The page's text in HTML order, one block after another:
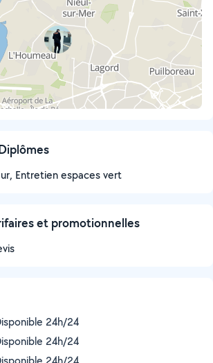
Entretien espaces vert
et promotionnelles
24h/24
24h/24